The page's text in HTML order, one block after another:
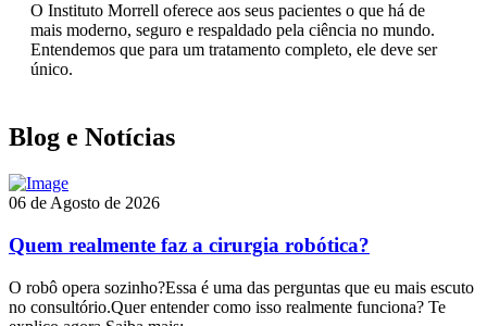
O Instituto Morrell oferece aos seus pacientes o que há de
mais moderno, seguro e respaldado pela ciência no mundo.
Entendemos que para um tratamento completo, ele deve ser
único.
Blog e Notícias
06 de Agosto de 2026
Quem realmente faz a cirurgia robótica?
O robô opera sozinho?Essa é uma das perguntas que eu mais escuto
no consultório.Quer entender como isso realmente funciona? Te